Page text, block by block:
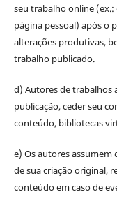
seu trabalho online
página pessoal) após o
alterações produtivas,
trabalho publicado.
d) Autores de trabalhos
publicação, ceder seu
conteúdo, bibliotecas
e) Os autores
de sua criação original,
conteúdo em caso de